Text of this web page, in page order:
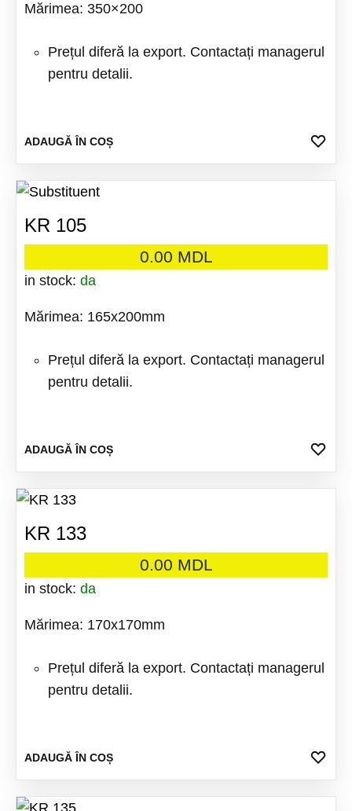
Mărimea: 350×200
Prețul diferă la export. Contactați managerul
pentru detalii.
ADAUGĂ ÎN COȘ
KR 105
0.00 MDL
in stock: da
Mărimea: 165x200mm
Prețul diferă la export. Contactați managerul
pentru detalii.
ADAUGĂ ÎN COȘ
KR 133
0.00 MDL
in stock: da
Mărimea: 170x170mm
Prețul diferă la export. Contactați managerul
pentru detalii.
ADAUGĂ ÎN COȘ